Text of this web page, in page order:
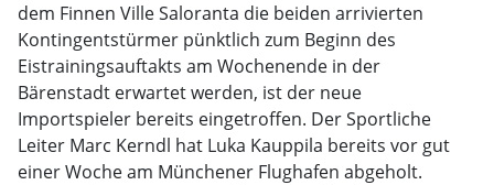
dem Finnen Ville Saloranta die beiden arrivierten
Kontingentstürmer pünktlich zum Beginn des
Eistrainingsauftakts am Wochenende in der
Bärenstadt erwartet werden, ist der neue
Importspieler bereits eingetroffen. Der Sportliche
Leiter Marc Kerndl hat Luka Kauppila bereits vor gut
einer Woche am Münchener Flughafen abgeholt.